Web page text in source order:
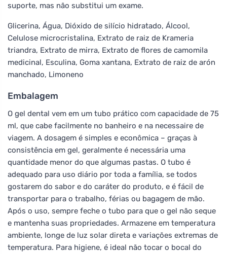
suporte, mas não substitui um exame.
Glicerina, Água, Dióxido de silício hidratado, Álcool,
Celulose microcristalina, Extrato de raiz de Krameria
triandra, Extrato de mirra, Extrato de flores de camomila
medicinal, Esculina, Goma xantana, Extrato de raiz de arón
manchado, Limoneno
Embalagem
O gel dental vem em um tubo prático com capacidade de 75
ml, que cabe facilmente no banheiro e na necessaire de
viagem. A dosagem é simples e econômica – graças à
consistência em gel, geralmente é necessária uma
quantidade menor do que algumas pastas. O tubo é
adequado para uso diário por toda a família, se todos
gostarem do sabor e do caráter do produto, e é fácil de
transportar para o trabalho, férias ou bagagem de mão.
Após o uso, sempre feche o tubo para que o gel não seque
e mantenha suas propriedades. Armazene em temperatura
ambiente, longe de luz solar direta e variações extremas de
temperatura. Para higiene, é ideal não tocar o bocal do